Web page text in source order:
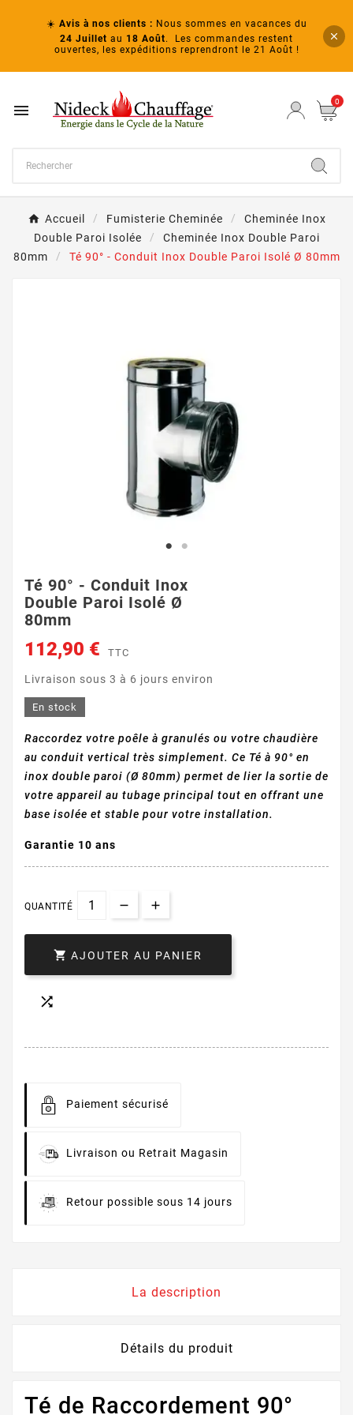
☀️ Avis à nos clients : Nous sommes en vacances du
24 Juillet au 18 Août. Les commandes restent
ouvertes, les expéditions reprendront le 21 Août !
 0
Accueil Fumisterie Cheminée
Cheminée Inox
Double Paroi Isolée
Cheminée Inox Double Paroi
80mm
Té 90° - Conduit Inox Double Paroi Isolé Ø 80mm
Té 90° - Conduit Inox
Double Paroi Isolé Ø
80mm
112,90 € TTC
Livraison sous 3 à 6 jours environ
En stock
Raccordez votre poêle à granulés ou votre chaudière
au conduit vertical très simplement. Ce Té à 90° en
inox double paroi (Ø 80mm) permet de lier la sortie de
votre appareil au tubage principal tout en offrant une
base isolée et stable pour votre installation.
Garantie 10 ans
QUANTITÉ
 AJOUTER AU PANIER

Paiement sécurisé
Livraison ou Retrait Magasin
Retour possible sous 14 jours
La description
Détails du produit
Té de Raccordement 90°